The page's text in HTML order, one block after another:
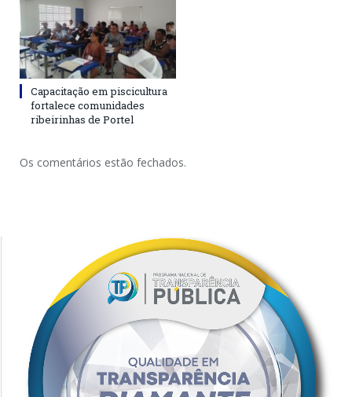
Capacitação em piscicultura
fortalece comunidades
ribeirinhas de Portel
Os comentários estão fechados.